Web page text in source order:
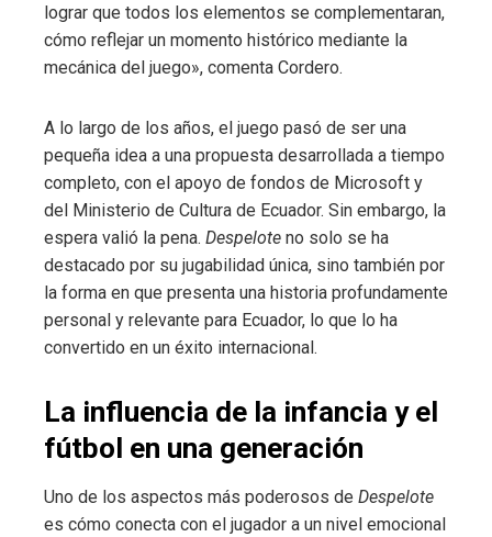
lograr que todos los elementos se complementaran,
cómo reflejar un momento histórico mediante la
mecánica del juego», comenta Cordero.
A lo largo de los años, el juego pasó de ser una
pequeña idea a una propuesta desarrollada a tiempo
completo, con el apoyo de fondos de Microsoft y
del Ministerio de Cultura de Ecuador. Sin embargo, la
espera valió la pena. Despelote no solo se ha
destacado por su jugabilidad única, sino también por
la forma en que presenta una historia profundamente
personal y relevante para Ecuador, lo que lo ha
convertido en un éxito internacional.
La influencia de la infancia y el
fútbol en una generación
Uno de los aspectos más poderosos de Despelote
es cómo conecta con el jugador a un nivel emocional